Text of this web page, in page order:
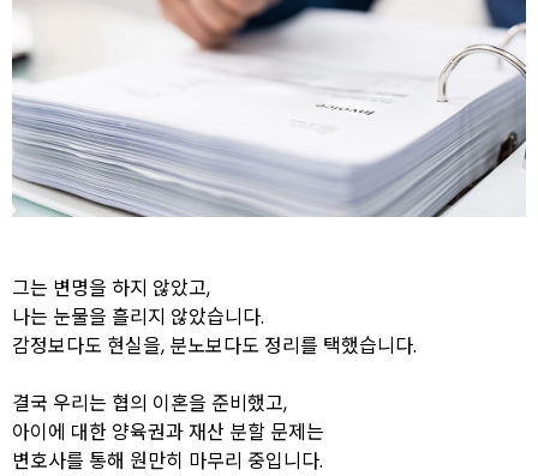
그는 변명을 하지 않았고,
나는 눈물을 흘리지 않았습니다.
감정보다도 현실을, 분노보다도 정리를 택했습니다.
결국 우리는 협의 이혼을 준비했고,
아이에 대한 양육권과 재산 분할 문제는
변호사를 통해 원만히 마무리 중입니다.